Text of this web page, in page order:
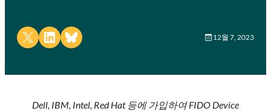
Share on X Share on LinkedIn
Share on Bluesky 12월 7, 2023
Dell, IBM, Intel, Red Hat 등에 가입하여 FIDO Device